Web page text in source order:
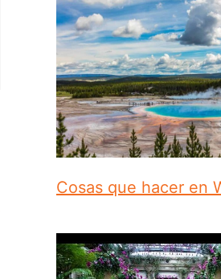
Cosas que hacer en